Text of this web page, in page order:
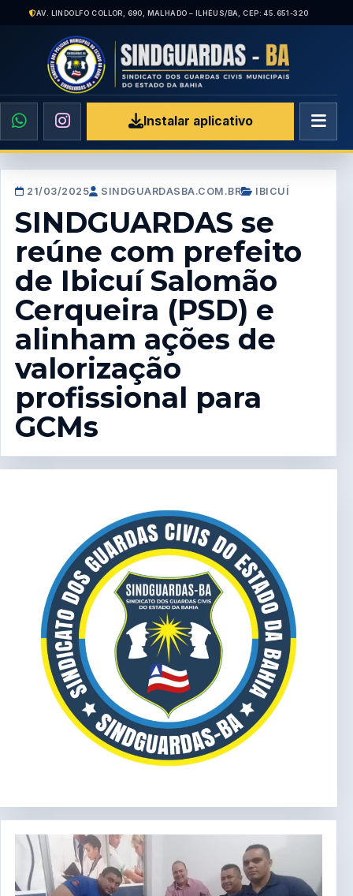
AV. LINDOLFO COLLOR, 690, MALHADO – ILHÉUS/BA, CEP: 45.651-320
Instalar aplicativo
21/03/2025 SINDGUARDASBA.COM.BR IBICUÍ
SINDGUARDAS se
reúne com prefeito
de Ibicuí Salomão
Cerqueira (PSD) e
alinham ações de
valorização
profissional para
GCMs